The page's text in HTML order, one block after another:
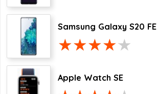
Samsung Galaxy S20 FE
Apple Watch SE